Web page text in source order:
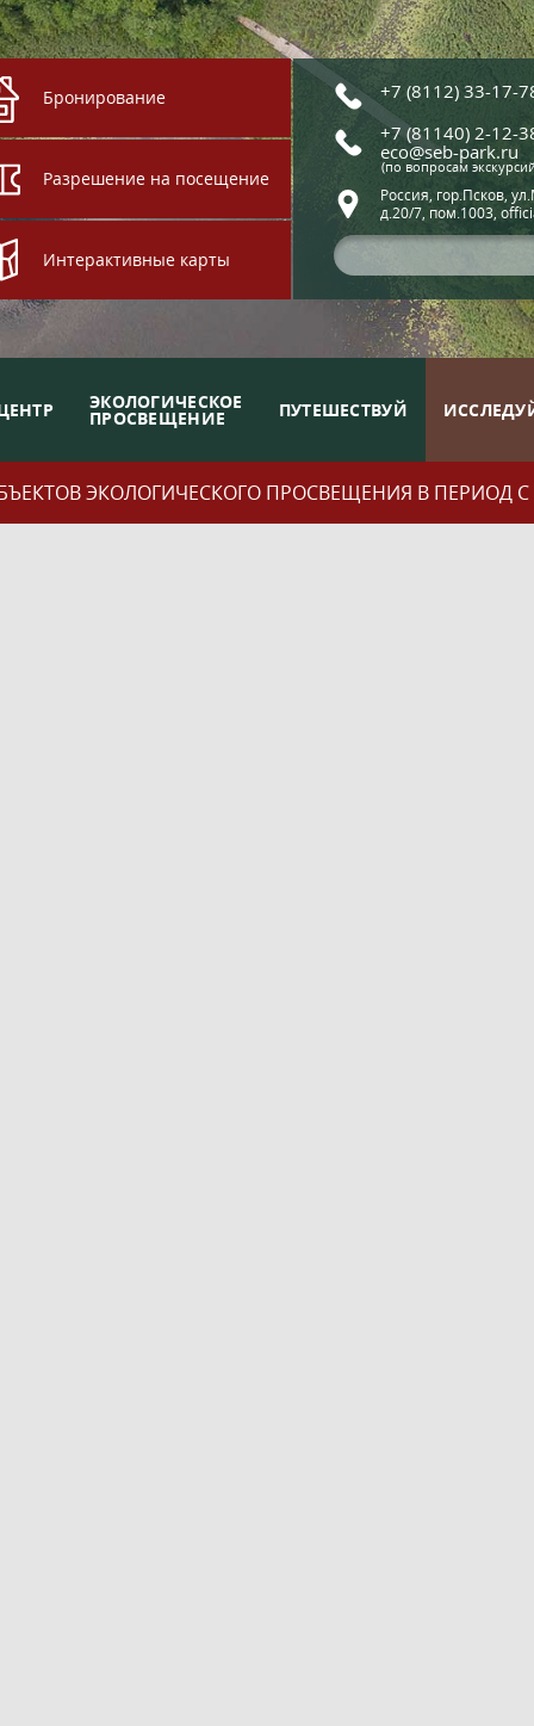
Бронирование
Разрешение на посещение
Интерактивные карты
+7 (8112) 33-17-
+7 (81140) 2-12-
eco@seb-park.ru
(по вопросам
Россия, гор.Псков,
д.20/7, пом.1003,
ЭКОЛОГИЧЕСКОЕ
ПРОСВЕЩЕНИЕ ПУТЕШЕСТВУЙ
ЭКОЛОГИЧЕСКОГО ПРОСВЕЩЕНИЯ В ПЕРИОД С